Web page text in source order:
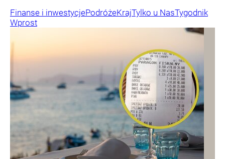
Finanse i inwestycjePodróżeKrajTylko u NasTygodnik
Wprost